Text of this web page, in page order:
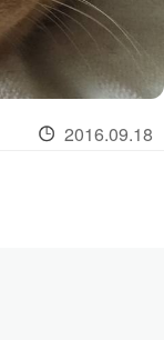
2016.09.18